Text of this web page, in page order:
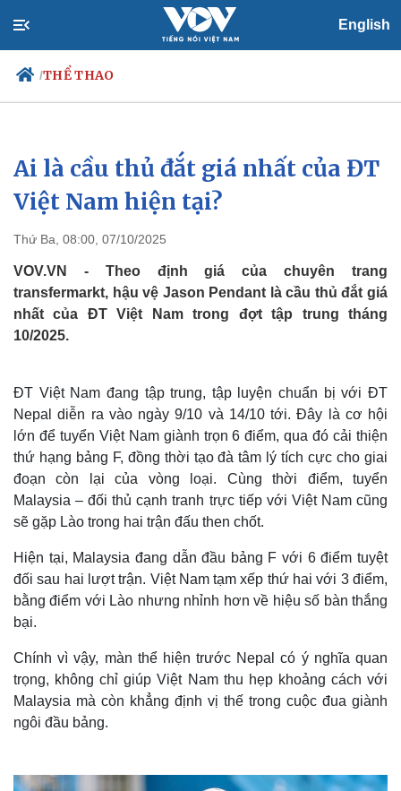
English
/THỂ THAO
Chính trị
Đảng
Tổ chức nhân sự
Nhận diện sự thật
Xã hội
Tin 24h
Dự báo thời tiết
Việc làm
Biển đảo
Ai là cầu thủ đắt giá nhất của ĐT
Việt Nam hiện tại?
Thứ Ba, 08:00, 07/10/2025
VOV.VN - Theo định giá của chuyên trang
transfermarkt, hậu vệ Jason Pendant là cầu thủ đắt giá
nhất của ĐT Việt Nam trong đợt tập trung tháng
10/2025.
ĐT Việt Nam đang tập trung, tập luyện chuẩn bị với ĐT
Nepal diễn ra vào ngày 9/10 và 14/10 tới. Đây là cơ hội
lớn để tuyển Việt Nam giành trọn 6 điểm, qua đó cải thiện
thứ hạng bảng F, đồng thời tạo đà tâm lý tích cực cho giai
đoạn còn lại của vòng loại. Cùng thời điểm, tuyển
Malaysia – đối thủ cạnh tranh trực tiếp với Việt Nam cũng
sẽ gặp Lào trong hai trận đấu then chốt.
Hiện tại, Malaysia đang dẫn đầu bảng F với 6 điểm tuyệt
đối sau hai lượt trận. Việt Nam tạm xếp thứ hai với 3 điểm,
bằng điểm với Lào nhưng nhỉnh hơn về hiệu số bàn thắng
bại.
Chính vì vậy, màn thể hiện trước Nepal có ý nghĩa quan
trọng, không chỉ giúp Việt Nam thu hẹp khoảng cách với
Malaysia mà còn khẳng định vị thế trong cuộc đua giành
ngôi đầu bảng.